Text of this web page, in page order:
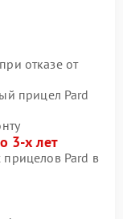
отказе от
прицел Pard
3-х лет
Pard в